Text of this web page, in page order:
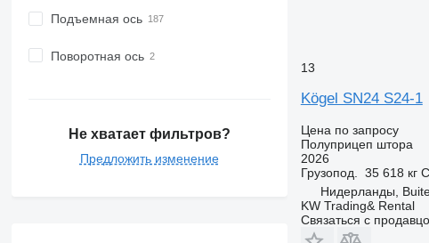
Подъемная ось
Поворотная ось
Не хватает фильтров?
Предложить изменение
13
Kögel SN24 S24-1
Цена по запросу
Полуприцеп штора
2026
Грузопод.
35 618 кг
Нидерланды,
KW Trading& Rental
Связаться с